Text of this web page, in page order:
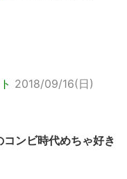
2018/09/16(日)
ンビ時代めちゃ好き